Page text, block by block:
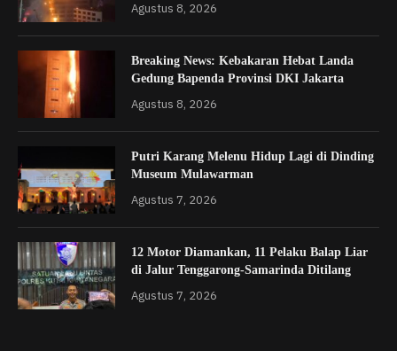
Agustus 8, 2026
Breaking News: Kebakaran Hebat Landa
Gedung Bapenda Provinsi DKI Jakarta
Agustus 8, 2026
Putri Karang Melenu Hidup Lagi di Dinding
Museum Mulawarman
Agustus 7, 2026
12 Motor Diamankan, 11 Pelaku Balap Liar
di Jalur Tenggarong-Samarinda Ditilang
Agustus 7, 2026